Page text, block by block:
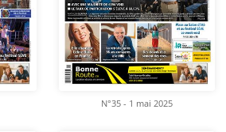
N°35 - 1 mai 2025